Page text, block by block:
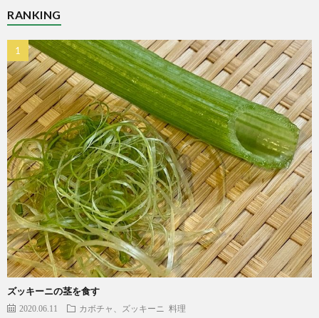
RANKING
ズッキーニの茎を食す
2020.06.11 カボチャ、ズッキーニ 料理